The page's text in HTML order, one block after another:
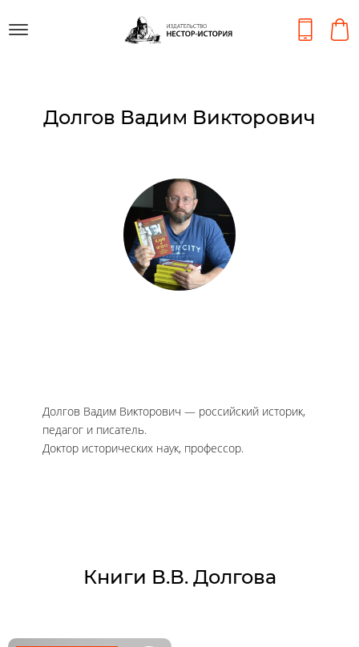
Долгов Вадим Викторович
Долгов Вадим Викторович — российский историк,
педагог и писатель.
Доктор исторических наук, профессор.
Книги В.В. Долгова